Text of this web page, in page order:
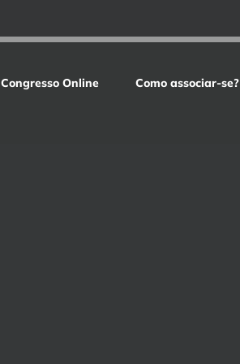
Congresso Online Como associar-se?